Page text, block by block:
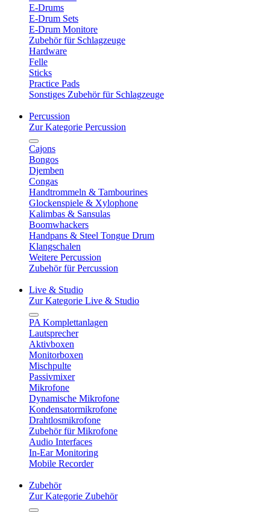
E-Drums
E-Drum Sets
E-Drum Monitore
Zubehör für Schlagzeuge
Hardware
Felle
Sticks
Practice Pads
Sonstiges Zubehör für Schlagzeuge
Percussion
Zur Kategorie Percussion
Cajons
Bongos
Djemben
Congas
Handtrommeln & Tambourines
Glockenspiele & Xylophone
Kalimbas & Sansulas
Boomwhackers
Handpans & Steel Tongue Drum
Klangschalen
Weitere Percussion
Zubehör für Percussion
Live & Studio
Zur Kategorie Live & Studio
PA Komplettanlagen
Lautsprecher
Aktivboxen
Monitorboxen
Mischpulte
Passivmixer
Mikrofone
Dynamische Mikrofone
Kondensatormikrofone
Drahtlosmikrofone
Zubehör für Mikrofone
Audio Interfaces
In-Ear Monitoring
Mobile Recorder
Zubehör
Zur Kategorie Zubehör